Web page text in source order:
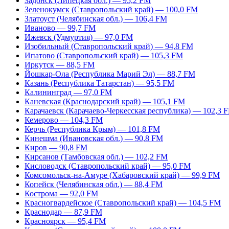
Зеленокумск (Ставропольский край) — 100,0 FM
Златоуст (Челябинская обл.) — 106,4 FM
Иваново — 99,7 FM
Ижевск (Удмуртия) — 97,0 FM
Изобильный (Ставропольский край) — 94,8 FM
Ипатово (Ставропольский край) — 105,3 FM
Иркутск — 88,5 FM
Йошкар-Ола (Республика Марий Эл) — 88,7 FM
Казань (Республика Татарстан) — 95,5 FM
Калининград — 97,0 FM
Каневская (Краснодарский край) — 105,1 FM
Карачаевск (Карачаево-Черкесская республика) — 102,3
Кемерово — 104,3 FM
Керчь (Республика Крым) — 101,8 FM
Кинешма (Ивановская обл.) — 90,8 FM
Киров — 90,8 FM
Кирсанов (Тамбовская обл.) — 102,2 FM
Кисловодск (Ставропольский край) — 95,0 FM
Комсомольск-на-Амуре (Хабаровский край) — 99,9 FM
Копейск (Челябинская обл.) — 88,4 FM
Кострома — 92,0 FM
Красногвардейское (Ставропольский край) — 104,5 FM
Краснодар — 87,9 FM
Красноярск — 95,4 FM